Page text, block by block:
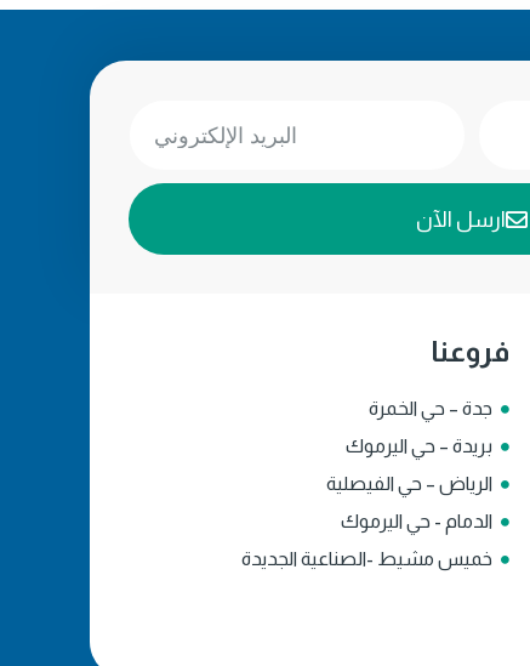
ارسل الآن
فروعنا
جدة – حي الخمرة
بريدة – حي اليرموك
الرياض – حي الفيصلية
الدمام - حي اليرموك
خميس مشيط -الصناعية الجديدة